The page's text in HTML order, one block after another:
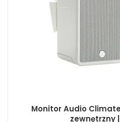
Monitor Audio
zewnętrzny